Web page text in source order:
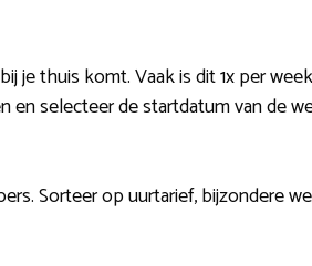
thuis komt. Vaak is dit 1x per
selecteer de startdatum van de
Sorteer op uurtarief, bijzondere